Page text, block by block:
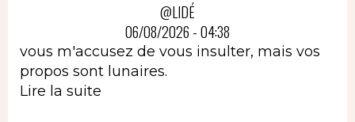
@LIDÉ
06/08/2026 - 04:38
vous m'accusez de vous insulter, mais vos
propos sont lunaires.
Lire la suite